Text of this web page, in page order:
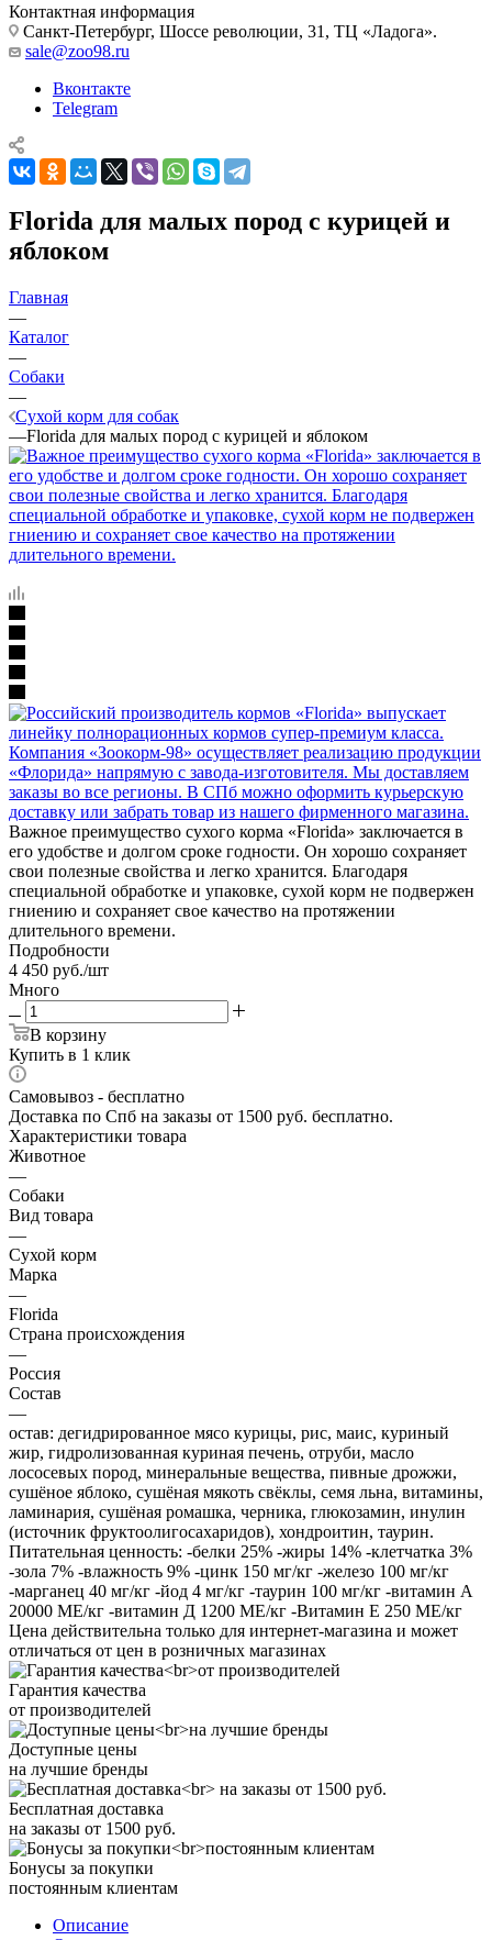
Контактная информация
Санкт-Петербург, Шоссе революции, 31, ТЦ «Ладога».
sale@zoo98.ru
Вконтакте
Telegram
Florida для малых пород с курицей и
яблоком
Главная
—
Каталог
—
Собаки
—
Сухой корм для собак
—Florida для малых пород с курицей и яблоком
Важное преимущество сухого корма «Florida» заключается в
его удобстве и долгом сроке годности. Он хорошо сохраняет
свои полезные свойства и легко хранится. Благодаря
специальной обработке и упаковке, сухой корм не подвержен
гниению и сохраняет свое качество на протяжении
длительного времени.
Подробности
4 450 руб./шт
Много
В корзину
Купить в 1 клик
Самовывоз - бесплатно
Доставка по Спб на заказы от 1500 руб. бесплатно.
Характеристики товара
Животное
—
Собаки
Вид товара
—
Сухой корм
Марка
—
Florida
Страна происхождения
—
Россия
Состав
—
остав: дегидрированное мясо курицы, рис, маис, куриный
жир, гидролизованная куриная печень, отруби, масло
лососевых пород, минеральные вещества, пивные дрожжи,
сушёное яблоко, сушёная мякоть свёклы, семя льна, витамины,
ламинария, сушёная ромашка, черника, глюкозамин, инулин
(источник фруктоолигосахаридов), хондроитин, таурин.
Питательная ценность: -белки 25% -жиры 14% -клетчатка 3%
-зола 7% -влажность 9% -цинк 150 мг/кг -железо 100 мг/кг
-марганец 40 мг/кг -йод 4 мг/кг -таурин 100 мг/кг -витамин А
20000 МЕ/кг -витамин Д 1200 МЕ/кг -Витамин Е 250 МЕ/кг
Цена действительна только для интернет-магазина и может
отличаться от цен в розничных магазинах
Гарантия качества
от производителей
Доступные цены
на лучшие бренды
Бесплатная доставка
на заказы от 1500 руб.
Бонусы за покупки
постоянным клиентам
Описание